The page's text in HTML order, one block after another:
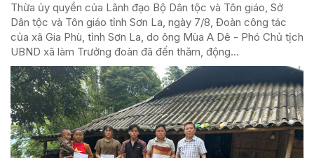
Thừa ủy quyền của Lãnh đạo Bộ Dân tộc và Tôn giáo, Sở
Dân tộc và Tôn giáo tỉnh Sơn La, ngày 7/8, Đoàn công tác
của xã Gia Phù, tỉnh Sơn La, do ông Mùa A Dê - Phó Chủ tịch
UBND xã làm Trưởng đoàn đã đến thăm, động...